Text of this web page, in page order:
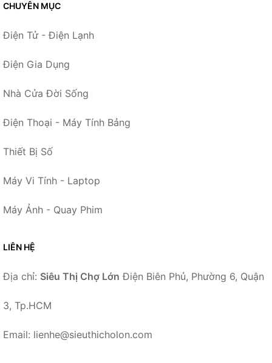
CHUYÊN MỤC
Điện Tử - Điện Lạnh
Điện Gia Dụng
Nhà Cửa Đời Sống
Điện Thoại - Máy Tính Bảng
Thiết Bị Số
Máy Vi Tính - Laptop
Máy Ảnh - Quay Phim
LIÊN HỆ
Địa chỉ: Siêu Thị Chợ Lớn Điện Biên Phủ, Phường 6, Quận
3, Tp.HCM
Email: lienhe@sieuthicholon.com